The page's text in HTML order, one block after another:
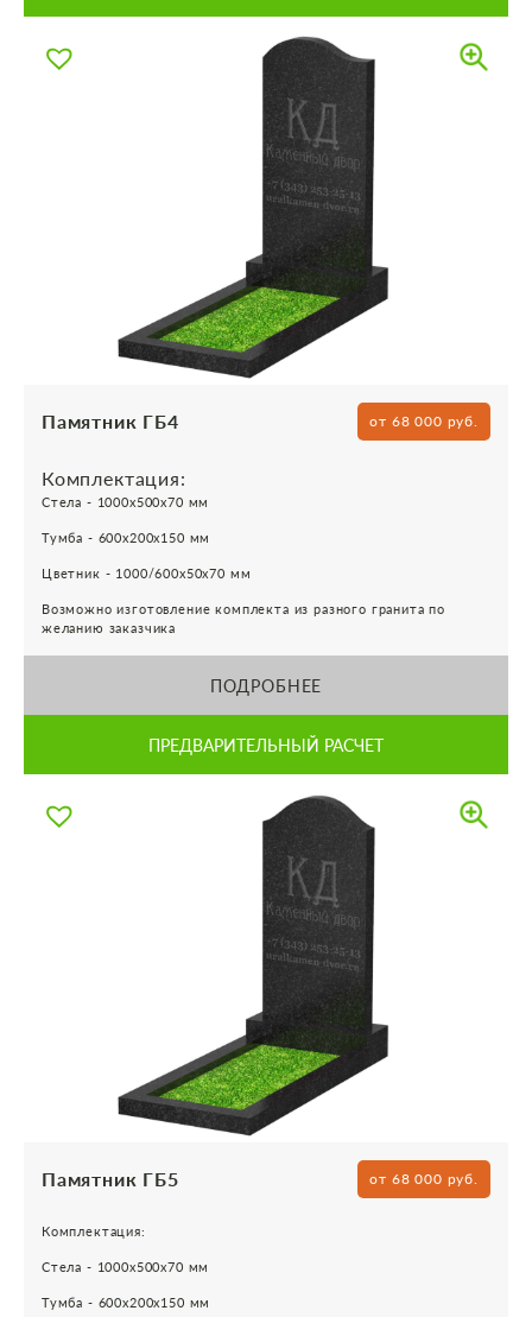
Памятник ГБ4 от 68 000 руб.
Комплектация:
Стела - 1000х500х70 мм
Тумба - 600х200х150 мм
Цветник - 1000/600х50х70 мм
Возможно изготовление комплекта из разного гранита по
желанию заказчика
ПОДРОБНЕЕ
ПРЕДВАРИТЕЛЬНЫЙ РАСЧЕТ
Памятник ГБ5 от 68 000 руб.
Комплектация:
Стела - 1000х500х70 мм
Тумба - 600х200х150 мм